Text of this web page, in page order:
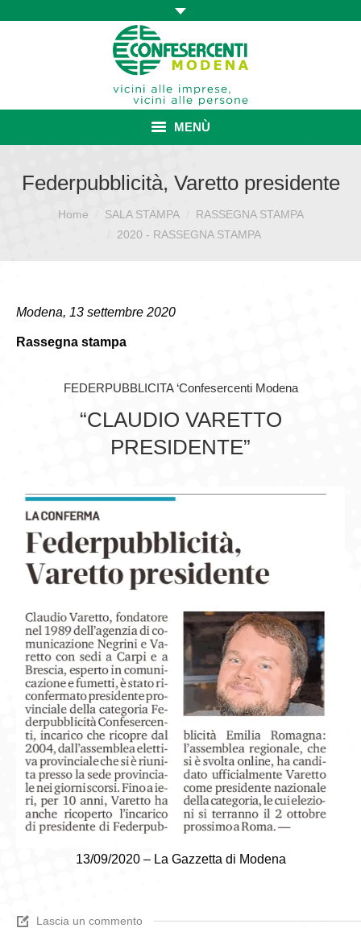
MENÙ
CATEGORIE SINDACALI
SERVIZI
GIOVEDÌ GASTRONOMICI
COMUNICATI E NEWS
Federpubblicità, Varetto presidente
Sei qui:Home SALA STAMPA
RASSEGNA STAMPA
2020 - RASSEGNA STAMPA
Modena, 13 settembre 2020
Rassegna stampa
FEDERPUBBLICITA ‘Confesercenti Modena
“CLAUDIO VARETTO
PRESIDENTE”
13/09/2020 – La Gazzetta di Modena
Lascia un commento